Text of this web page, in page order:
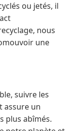
ou jetés, il
nous
une
suivre les
assure un
plus abîmés.